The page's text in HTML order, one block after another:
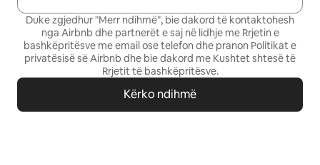
Duke zgjedhur "Merr ndihmë", bie dakord të kontaktohesh
nga Airbnb dhe partnerët e saj në lidhje me Rrjetin e
bashkëpritësve me email ose telefon dhe pranon Politikat e
privatësisë së Airbnb dhe bie dakord me Kushtet shtesë të
Rrjetit të bashkëpritësve.
Kërko ndihmë